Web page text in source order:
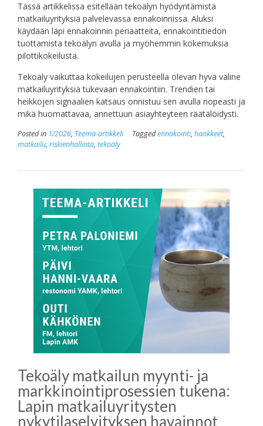
Tässä artikkelissa esitellään tekoälyn hyödyntämistä
matkailuyrityksiä palvelevassa ennakoinnissa. Aluksi
käydään läpi ennakoinnin periaatteita, ennakointitiedon
tuottamista tekoälyn avulla ja myöhemmin kokemuksia
pilottikokeilusta.
Tekoäly vaikuttaa kokeilujen perusteella olevan hyvä väline
matkailuyrityksiä tukevaan ennakointiin. Trendien tai
heikkojen signaalien katsaus onnistuu sen avulla nopeasti ja
mikä huomattavaa, annettuun asiayhteyteen räätälöidysti.
Posted in 1/2026, Teema-artikkeli Taggedennakointi, hankkeet,
matkailu, riskienhallinta, tekoäly
Tekoäly matkailun myynti- ja
markkinointiprosessien tukena:
Lapin matkailuyritysten
nykytilaselvityksen havainnot